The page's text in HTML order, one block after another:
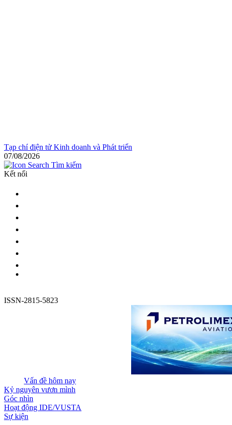
Tạp chí điện tử Kinh doanh và Phát triển
07/08/2026
Tìm kiếm
Kết nối
ISSN-2815-5823
Vấn đề hôm nay
Kỷ nguyên vươn mình
Góc nhìn
Hoạt động IDE/VUSTA
Sự kiện